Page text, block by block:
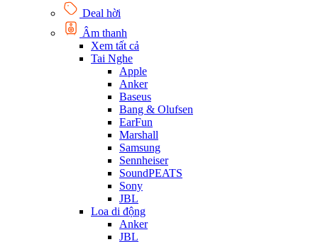
Deal hời
Âm thanh
Xem tất cả
Tai Nghe
Apple
Anker
Baseus
Bang & Olufsen
EarFun
Marshall
Samsung
Sennheiser
SoundPEATS
Sony
JBL
Loa di động
Anker
JBL